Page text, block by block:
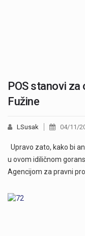
POS stanovi
Fužine
LSusak 04/11/
Upravo zato, kako bi
u ovom idiličnom
Agencijom za pravni